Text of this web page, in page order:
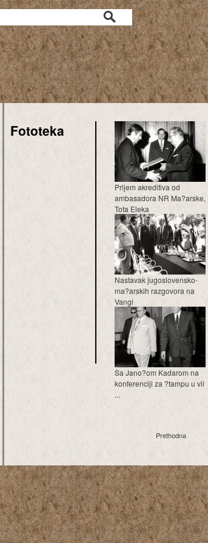
Fototeka
Prijem akreditiva od
ambasadora NR Ma?arske,
Tota Eleka
Nastavak jugoslovensko-
ma?arskih razgovora na
Vangi
Sa Jano?om Kadarom na
konferenciji za ?tampu u vil
...
Prethodna